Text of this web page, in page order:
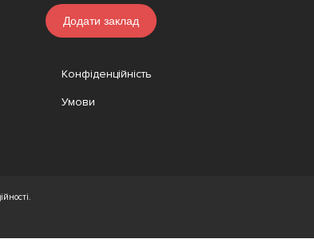
Додати заклад
Конфіденційність
Умови